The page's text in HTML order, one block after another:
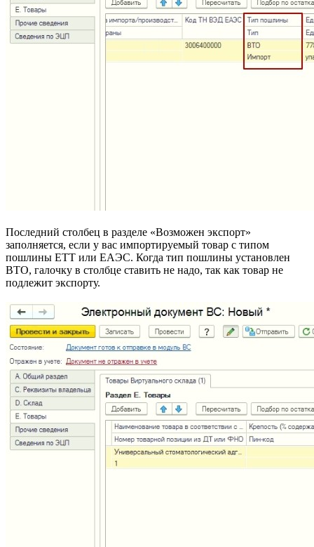
Последний столбец в разделе «Возможен экспорт»
заполняется, если у вас импортируемый товар с типом
пошлины ЕТТ или ЕАЭС. Когда тип пошлины установлен
ВТО, галочку в столбце ставить не надо, так как товар не
подлежит экспорту.